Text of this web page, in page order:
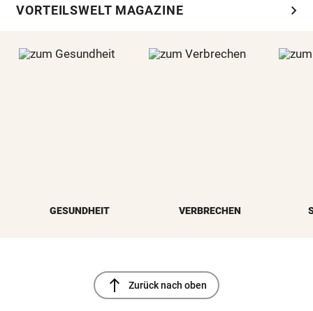
VORTEILSWELT MAGAZINE chevron_right
GESUNDHEIT VERBRECHEN
north Zurück nach oben